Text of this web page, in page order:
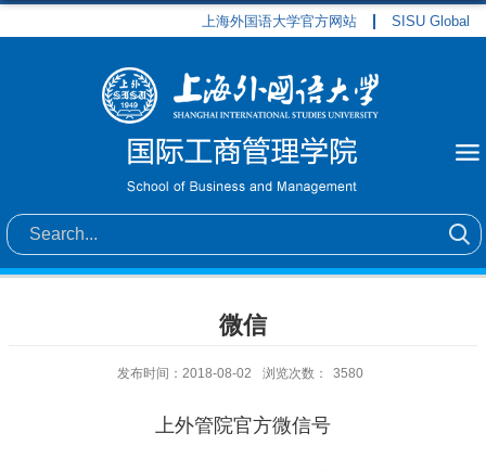
上海外国语大学官方网站 SISU Global
微信
发布时间：2018-08-02 浏览次数： 3580
上外管院官方微信号